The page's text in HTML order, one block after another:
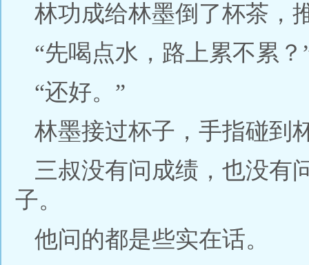
林功成给林墨倒了杯茶，
“先喝点水，路上累不累？
“还好。”
林墨接过杯子，手指碰到
三叔没有问成绩，也没有
子。
他问的都是些实在话。